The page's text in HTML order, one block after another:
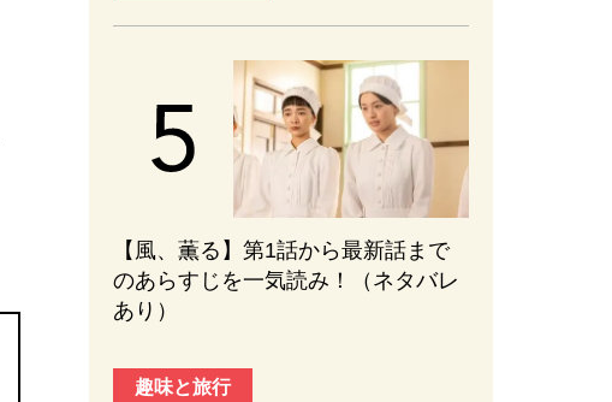
【風、薫る】第1話から最新話まで
のあらすじを一気読み！（ネタバレ
あり）
趣味と旅行